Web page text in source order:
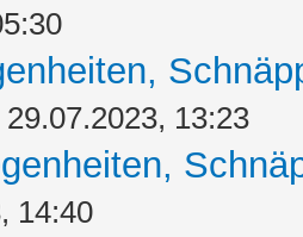
29.07.2023, 13:23
14:40